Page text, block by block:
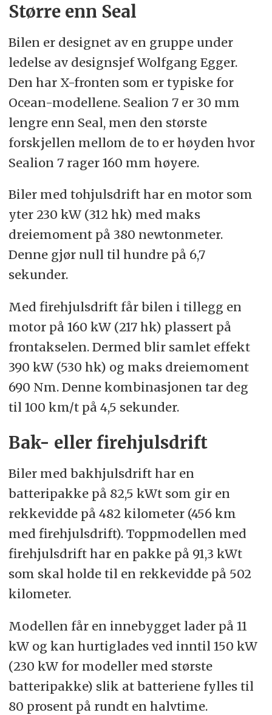
Større enn Seal
Bilen er designet av en gruppe under
ledelse av designsjef Wolfgang Egger.
Den har X-fronten som er typiske for
Ocean-modellene. Sealion 7 er 30 mm
lengre enn Seal, men den største
forskjellen mellom de to er høyden hvor
Sealion 7 rager 160 mm høyere.
Biler med tohjulsdrift har en motor som
yter 230 kW (312 hk) med maks
dreiemoment på 380 newtonmeter.
Denne gjør null til hundre på 6,7
sekunder.
Med firehjulsdrift får bilen i tillegg en
motor på 160 kW (217 hk) plassert på
frontakselen. Dermed blir samlet effekt
390 kW (530 hk) og maks dreiemoment
690 Nm. Denne kombinasjonen tar deg
til 100 km/t på 4,5 sekunder.
Bak- eller firehjulsdrift
Biler med bakhjulsdrift har en
batteripakke på 82,5 kWt som gir en
rekkevidde på 482 kilometer (456 km
med firehjulsdrift). Toppmodellen med
firehjulsdrift har en pakke på 91,3 kWt
som skal holde til en rekkevidde på 502
kilometer.
Modellen får en innebygget lader på 11
kW og kan hurtiglades ved inntil 150 kW
(230 kW for modeller med største
batteripakke) slik at batteriene fylles til
80 prosent på rundt en halvtime.